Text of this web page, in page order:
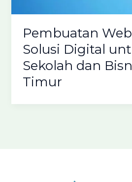
Pembuatan
Solusi Digital
Sekolah dan
Timur